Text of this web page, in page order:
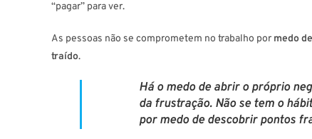
“pagar” para ver.
As pessoas não se comprometem no trabalho por medo
traído.
Há omedo de abrir o próprio
da frustração. Não se tem o
pormedo de descobrir pontos